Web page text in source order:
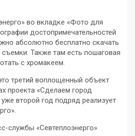
во вкладке «Фото для
достопримечательностей
абсолютно бесплатно скачать
Также там есть пошаговая
с хромакеем.
третий воплощенный объект
проекта «Сделаем город
второй год подряд реализует
службы «Севтеплоэнерго»